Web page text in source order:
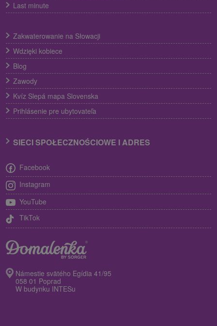
Last minute
Zakwaterowanie na Słowacji
Wdzięki kobiece
Blog
Zawody
Kvíz Slepá mapa Slovenska
Prihlásenie pre ubytovateľa
SIECI SPOŁECZNOŚCIOWE I ADRES
Facebook
Instagram
YouTube
TikTok
Námestie svätého Egídia 41/95
058 01 Poprad
W budynku INTESu